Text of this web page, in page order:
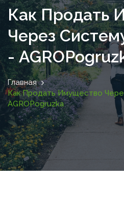
Как Продать
Через
-
Главная
Как Продать Имущество
AGROPogruzka